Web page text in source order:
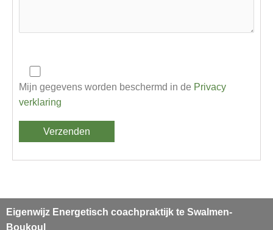
Mijn gegevens worden beschermd in de Privacy
verklaring
Eigenwijz Energetisch coachpraktijk te Swalmen-
Boukoul